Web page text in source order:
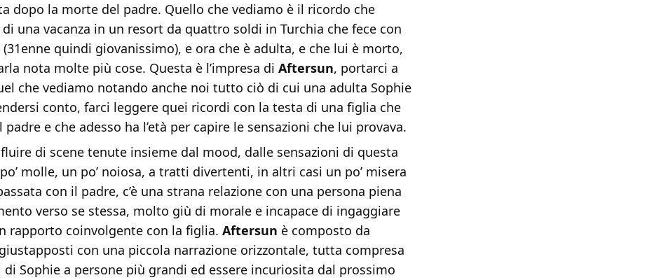
dopo la morte del padre. Quello che vediamo è il ricordo che
di una vacanza in un resort da quattro soldi in Turchia che fece con
(31enne quindi giovanissimo), e ora che è adulta, e che lui è morto,
nota molte più cose. Questa è l’impresa di Aftersun, portarci a
che vediamo notando anche noi tutto ciò di cui una adulta Sophie
conto, farci leggere quei ricordi con la testa di una figlia che
padre e che adesso ha l’età per capire le sensazioni che lui provava.
di scene tenute insieme dal mood, dalle sensazioni di questa
molle, un po’ noiosa, a tratti divertenti, in altri casi un po’ misera
con il padre, c’è una strana relazione con una persona piena
verso se stessa, molto giù di morale e incapace di ingaggiare
rapporto coinvolgente con la figlia. Aftersun è composto da
con una piccola narrazione orizzontale, tutta compresa
di Sophie a persone più grandi ed essere incuriosita dal prossimo